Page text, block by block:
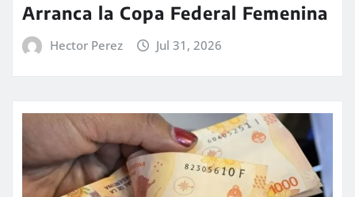
Arranca la Copa Federal Femenina
Hector Perez Jul 31, 2026